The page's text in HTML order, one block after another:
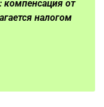
от
налогом